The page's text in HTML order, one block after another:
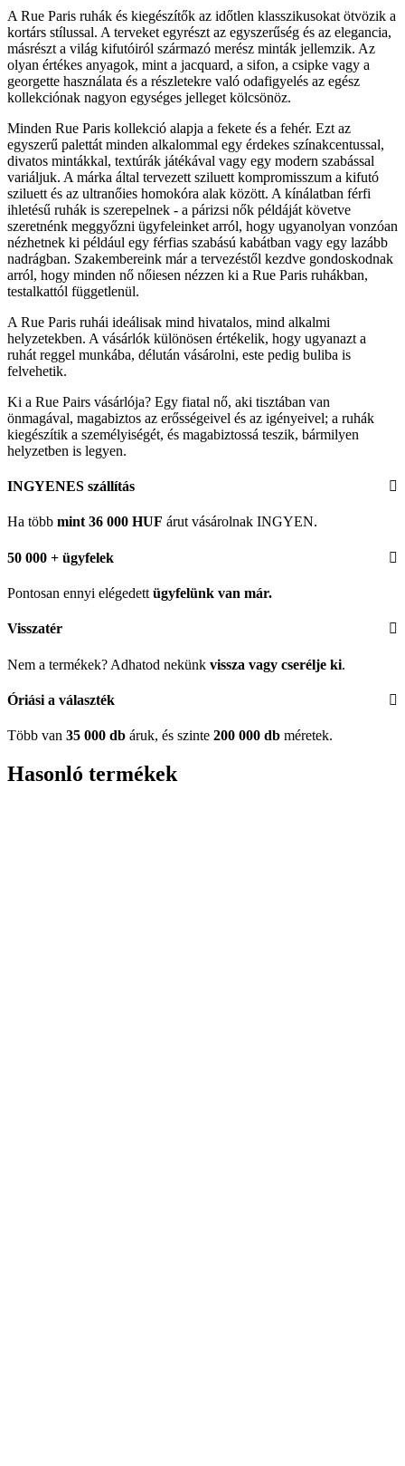
A Rue Paris ruhák és kiegészítők az időtlen klasszikusokat ötvözik a
kortárs stílussal. A terveket egyrészt az egyszerűség és az elegancia,
másrészt a világ kifutóiról származó merész minták jellemzik. Az
olyan értékes anyagok, mint a jacquard, a sifon, a csipke vagy a
georgette használata és a részletekre való odafigyelés az egész
kollekciónak nagyon egységes jelleget kölcsönöz.
Minden Rue Paris kollekció alapja a fekete és a fehér. Ezt az
egyszerű palettát minden alkalommal egy érdekes színakcentussal,
divatos mintákkal, textúrák játékával vagy egy modern szabással
variáljuk. A márka által tervezett sziluett kompromisszum a kifutó
sziluett és az ultranőies homokóra alak között. A kínálatban férfi
ihletésű ruhák is szerepelnek - a párizsi nők példáját követve
szeretnénk meggyőzni ügyfeleinket arról, hogy ugyanolyan vonzóan
nézhetnek ki például egy férfias szabású kabátban vagy egy lazább
nadrágban. Szakembereink már a tervezéstől kezdve gondoskodnak
arról, hogy minden nő nőiesen nézzen ki a Rue Paris ruhákban,
testalkattól függetlenül.
A Rue Paris ruhái ideálisak mind hivatalos, mind alkalmi
helyzetekben. A vásárlók különösen értékelik, hogy ugyanazt a
ruhát reggel munkába, délután vásárolni, este pedig buliba is
felvehetik.
Ki a Rue Pairs vásárlója? Egy fiatal nő, aki tisztában van
önmagával, magabiztos az erősségeivel és az igényeivel; a ruhák
kiegészítik a személyiségét, és magabiztossá teszik, bármilyen
helyzetben is legyen.
INGYENES szállítás
Ha több mint 36 000 HUF árut vásárolnak INGYEN.
50 000 + ügyfelek
Pontosan ennyi elégedett ügyfelünk van már.
Visszatér
Nem a termékek? Adhatod nekünk vissza vagy cserélje ki.
Óriási a választék
Több van 35 000 db áruk, és szinte 200 000 db méretek.
Hasonló termékek